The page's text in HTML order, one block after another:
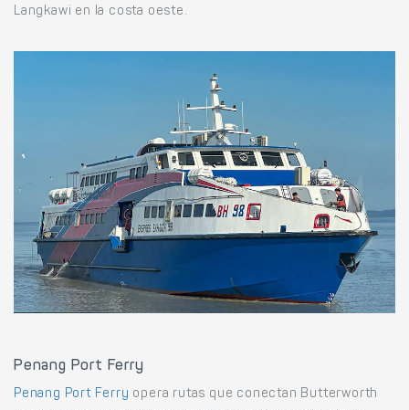
Langkawi en la costa oeste.
Penang Port Ferry
Penang Port Ferry opera rutas que conectan Butterworth